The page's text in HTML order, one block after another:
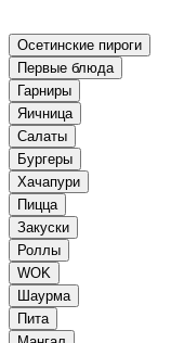
Осетинские пироги
Первые блюда
Гарниры
Яичница
Салаты
Бургеры
Хачапури
Пицца
Закуски
Роллы
WOK
Шаурма
Пита